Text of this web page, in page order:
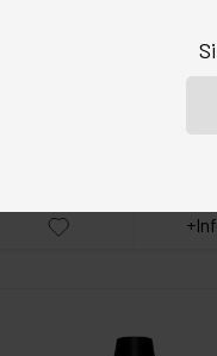
Framboise, mûre, fraise des